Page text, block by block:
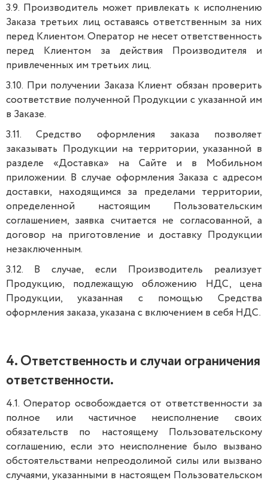
3.9. Производитель может привлекать к исполнению
Заказа третьих лиц оставаясь ответственным за них
перед Клиентом. Оператор не несет ответственность
перед Клиентом за действия Производителя и
привлеченных им третьих лиц.
3.10. При получении Заказа Клиент обязан проверить
соответствие полученной Продукции с указанной им
в Заказе.
3.11. Средство оформления заказа позволяет
заказывать Продукции на территории, указанной в
разделе «Доставка» на Сайте и в Мобильном
приложении. В случае оформления Заказа с адресом
доставки, находящимся за пределами территории,
определенной настоящим Пользовательским
соглашением, заявка считается не согласованной, а
договор на приготовление и доставку Продукции
незаключенным.
3.12. В случае, если Производитель реализует
Продукцию, подлежащую обложению НДС, цена
Продукции, указанная с помощью Средства
оформления заказа, указана с включением в себя НДС.
4. Ответственность и случаи ограничения
ответственности.
4.1. Оператор освобождается от ответственности за
полное или частичное неисполнение своих
обязательств по настоящему Пользовательскому
соглашению, если это неисполнение было вызвано
обстоятельствами непреодолимой силы или вызвано
случаями, указанными в настоящем Пользовательском